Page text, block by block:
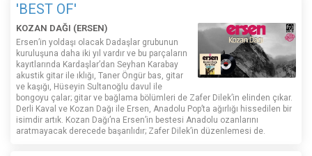
'BEST OF'
KOZAN DAĞI (ERSEN)
Ersen’in yoldaşı olacak Dadaşlar grubunun
kuruluşuna daha iki yıl vardır ve bu parçaların
kayıtlarında Kardaşlar’dan Seyhan Karabay
akustik gitar ile ıklığı, Taner Öngür bas, gitar
ve kaşığı, Hüseyin Sultanoğlu davul ile
bongoyu çalar; gitar ve bağlama bölümleri de Zafer Dilek’in elinden çıkar.
Derli Kaval ve Kozan Dağı ile Ersen, Anadolu Pop’ta ağırlığı hissedilen bir
isimdir artık. Kozan Dağı’na Ersen’in bestesi Anadolu ozanlarını
aratmayacak derecede başarılıdır; Zafer Dilek’in düzenlemesi de.